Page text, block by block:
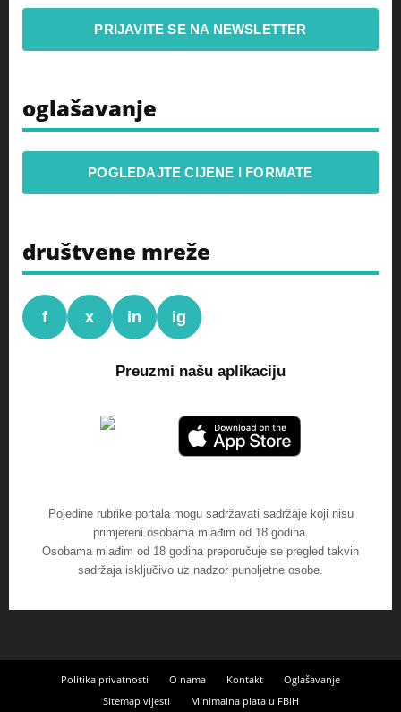
PRIJAVITE SE NA NEWSLETTER
oglašavanje
POGLEDAJTE CIJENE I FORMATE
društvene mreže
f x in ig
Preuzmi našu aplikaciju
Pojedine rubrike portala mogu sadržavati sadržaje koji nisu
primjereni osobama mlađim od 18 godina.
Osobama mlađim od 18 godina preporučuje se pregled takvih
sadržaja isključivo uz nadzor punoljetne osobe.
Politika privatnosti O nama Kontakt
Oglašavanje
Sitemap vijesti
Minimalna plata u FBiH